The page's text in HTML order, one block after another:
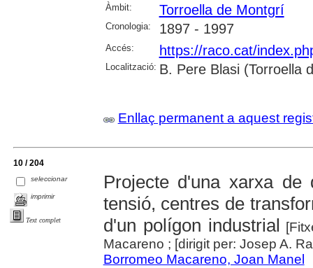
Àmbit:
Torroella de Montgrí
Cronologia: 1897 - 1997
Accés: https://raco.cat/
Localització: B. Pere Blasi (Torroella
Enllaç permanent a aquest
10 / 204
seleccionar
imprimir
Text complet
Projecte d'una xarxa de
tensió, centres de
d'un polígon industrial
Macareno ; [dirigit per: Josep A.
Borromeo Macareno, Joan Manel